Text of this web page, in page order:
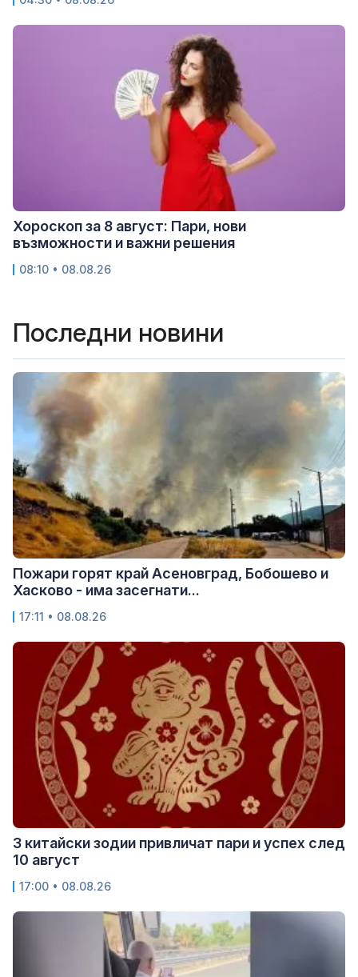
Хороскоп за 8 август: Пари, нови
възможности и важни решения
08:10 • 08.08.26
Последни новини
Пожари горят край Асеновград, Бобошево и
Хасково - има засегнати...
17:11 • 08.08.26
3 китайски зодии привличат пари и успех след
10 август
17:00 • 08.08.26